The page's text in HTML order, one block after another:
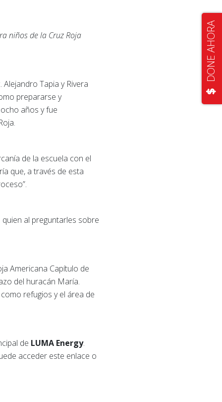
DONE AHORA
niños de la Cruz Roja
Tapia y Rivera
prepararse y
años y fue
de la escuela con el
que, a través de esta
quien al preguntarles sobre
Americana Capítulo de
del huracán María.
refugios y el área de
de LUMA Energy.
acceder este enlace o